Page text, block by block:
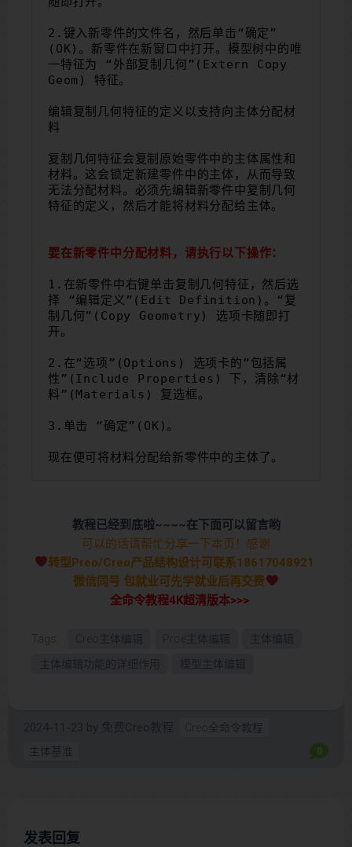
2.键入新零件的文件名，然后单击“确定”
(OK)。新零件在新窗口中打开。模型树中的唯
一特征为 “外部复制几何”(Extern Copy
Geom) 特征。
编辑复制几何特征的定义以支持向主体分配材
料
复制几何特征会复制原始零件中的主体属性和
材料。这会锁定新建零件中的主体，从而导致
无法分配材料。必须先编辑新零件中复制几何
特征的定义，然后才能将材料分配给主体。
要在新零件中分配材料，请执行以下操作：
1.在新零件中右键单击复制几何特征，然后选
择 “编辑定义”(Edit Definition)。“复
制几何”(Copy Geometry) 选项卡随即打
开。
2.在“选项”(Options) 选项卡的“包括属
性”(Include Properties) 下，清除“材
料”(Materials) 复选框。
3.单击 “确定”(OK)。
现在便可将材料分配给新零件中的主体了。
教程已经到底啦~~~~在下面可以留言哟
可以的话请帮忙分享一下本页！感谢
转型Preo/Creo产品结构设计可联系18617048921
微信同号 包就业可先学就业后再交费
全命令教程4K超清版本>>>
Tags:
Creo全命令教程
主体基准
0
发表回复